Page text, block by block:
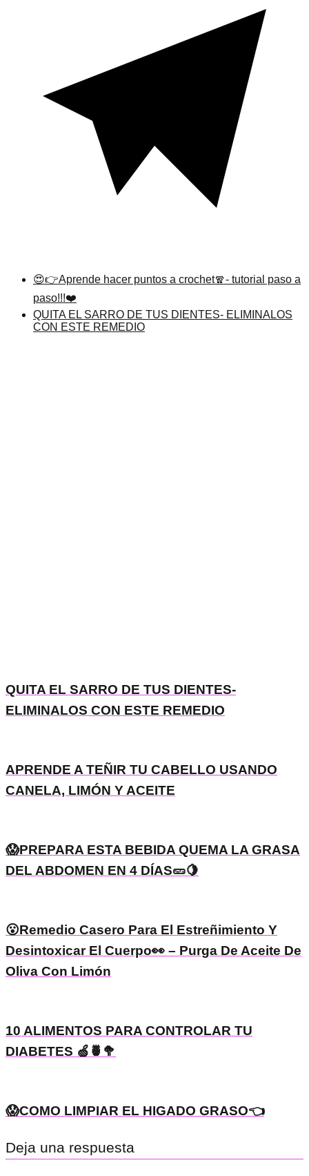
😍👉Aprende hacer puntos a crochet🧣- tutorial paso a
paso!!!❤️
QUITA EL SARRO DE TUS DIENTES- ELIMINALOS
CON ESTE REMEDIO
QUITA EL SARRO DE TUS DIENTES-
ELIMINALOS CON ESTE REMEDIO
APRENDE A TEÑIR TU CABELLO USANDO
CANELA, LIMÓN Y ACEITE
😱PREPARA ESTA BEBIDA QUEMA LA GRASA
DEL ABDOMEN EN 4 DÍAS🥒🍋
😮Remedio Casero Para El Estreñimiento Y
Desintoxicar El Cuerpo👀 – Purga De Aceite De
Oliva Con Limón
10 ALIMENTOS PARA CONTROLAR TU
DIABETES 🍏🍍🥦
😱COMO LIMPIAR EL HIGADO GRASO👈
Deja una respuesta